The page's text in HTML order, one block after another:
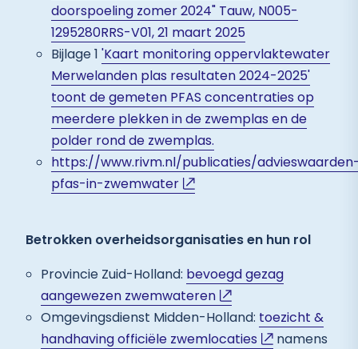
doorspoeling zomer 2024" Tauw, N005-
1295280RRS-V01, 21 maart 2025
Bijlage 1 'Kaart monitoring oppervlaktewater
Merwelanden plas resultaten 2024-2025'
toont de gemeten PFAS concentraties op
meerdere plekken in de zwemplas en de
polder rond de zwemplas.
https://www.rivm.nl/publicaties/
pfas-in-zwemwater
Betrokken overheidsorganisaties en hun rol
Provincie Zuid-Holland: bevoegd gezag
aangewezen zwemwateren
Omgevingsdienst Midden-Holland: toezicht &
handhaving officiële zwemlocaties
namens